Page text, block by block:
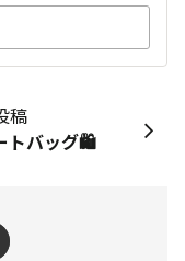
稿
トバッグ🛍️